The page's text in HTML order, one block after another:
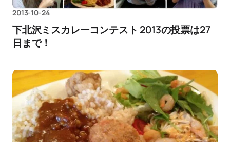
2013-10-24
下北沢ミスカレーコンテスト 2013の投票は27
日まで！